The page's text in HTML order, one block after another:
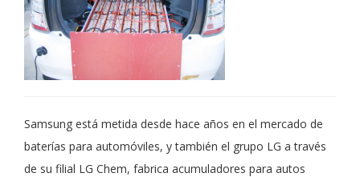
Samsung está metida desde hace años en el mercado de
baterías para automóviles, y también el grupo LG a través
de su filial LG Chem, fabrica acumuladores para autos